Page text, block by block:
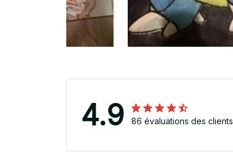
4.9
86 évaluations des clients